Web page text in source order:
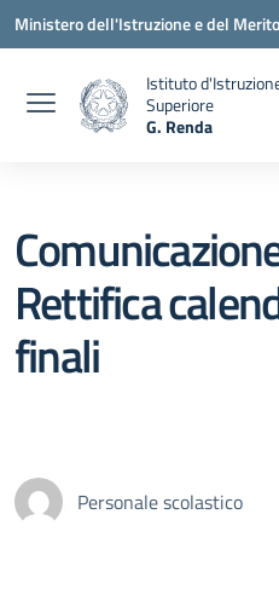
Vai ai contenuti
Vai al menu di navigazione
Vai al footer
Ministero dell'Istruzione e del Merito
Istituto
Superiore
G. Renda
Rettifica
finali
Personale scolastico